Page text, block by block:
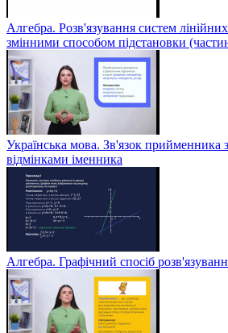
Алгебра. Розв'язування систем
змінними способом підстановки
Українська мова. Зв'язок прийменника
відмінками іменника
Алгебра. Графічний спосіб